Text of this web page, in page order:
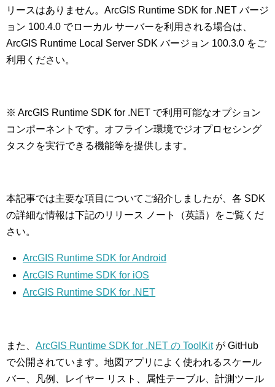
リースはありません。ArcGIS Runtime SDK for .NET バージ
ョン 100.4.0 でローカル サーバーを利用される場合は、
ArcGIS Runtime Local Server SDK バージョン 100.3.0 をご
利用ください。
※ ArcGIS Runtime SDK for .NET で利用可能なオプション
コンポーネントです。オフライン環境でジオプロセシング
タスクを実行できる機能等を提供します。
本記事では主要な項目についてご紹介しましたが、各 SDK
の詳細な情報は下記のリリース ノート（英語）をご覧くだ
さい。
ArcGIS Runtime SDK for Android
ArcGIS Runtime SDK for iOS
ArcGIS Runtime SDK for .NET
また、 ArcGIS Runtime SDK for .NET の ToolKitが GitHub
で公開されています。地図アプリによく使われるスケール
バー、凡例、レイヤー リスト、属性テーブル、計測ツール